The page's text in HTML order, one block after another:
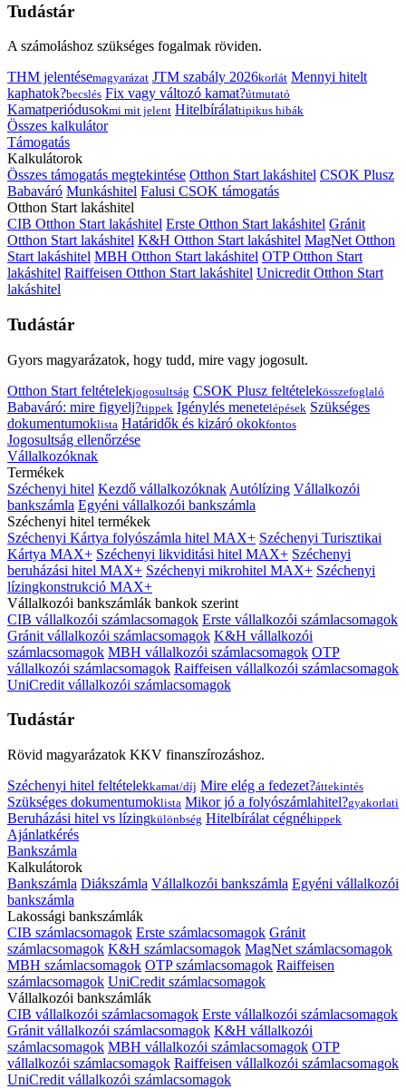
Tudástár
A számoláshoz szükséges fogalmak röviden.
THM jelentésemagyarázat JTM szabály 2026korlát Mennyi hitelt
kaphatok?becslés Fix vagy változó kamat?útmutató
Kamatperiódusokmi mit jelent Hitelbírálattipikus hibák
Összes kalkulátor
Támogatás
Kalkulátorok
Összes támogatás megtekintése Otthon Start lakáshitel CSOK Plusz
Babaváró Munkáshitel Falusi CSOK támogatás
Otthon Start lakáshitel
CIB Otthon Start lakáshitel Erste Otthon Start lakáshitel Gránit
Otthon Start lakáshitel K&H Otthon Start lakáshitel MagNet Otthon
Start lakáshitel MBH Otthon Start lakáshitel OTP Otthon Start
lakáshitel Raiffeisen Otthon Start lakáshitel Unicredit Otthon Start
lakáshitel
Tudástár
Gyors magyarázatok, hogy tudd, mire vagy jogosult.
Otthon Start feltételekjogosultság CSOK Plusz feltételekösszefoglaló
Babaváró: mire figyelj?tippek Igénylés menetelépések Szükséges
dokumentumoklista Határidők és kizáró okokfontos
Jogosultság ellenőrzése
Vállalkozóknak
Termékek
Széchenyi hitel Kezdő vállalkozóknak Autólízing Vállalkozói
bankszámla Egyéni vállalkozói bankszámla
Széchenyi hitel termékek
Széchenyi Kártya folyószámla hitel MAX+ Széchenyi Turisztikai
Kártya MAX+ Széchenyi likviditási hitel MAX+ Széchenyi
beruházási hitel MAX+ Széchenyi mikrohitel MAX+ Széchenyi
lízingkonstrukció MAX+
Vállalkozói bankszámlák bankok szerint
CIB vállalkozói számlacsomagok Erste vállalkozói számlacsomagok
Gránit vállalkozói számlacsomagok K&H vállalkozói
számlacsomagok MBH vállalkozói számlacsomagok OTP
vállalkozói számlacsomagok Raiffeisen vállalkozói számlacsomagok
UniCredit vállalkozói számlacsomagok
Tudástár
Rövid magyarázatok KKV finanszírozáshoz.
Széchenyi hitel feltételekkamat/díj Mire elég a fedezet?áttekintés
Szükséges dokumentumoklista Mikor jó a folyószámlahitel?gyakorlati
Beruházási hitel vs lízingkülönbség Hitelbírálat cégnéltippek
Ajánlatkérés
Bankszámla
Kalkulátorok
Bankszámla Diákszámla Vállalkozói bankszámla Egyéni vállalkozói
bankszámla
Lakossági bankszámlák
CIB számlacsomagok Erste számlacsomagok Gránit
számlacsomagok K&H számlacsomagok MagNet számlacsomagok
MBH számlacsomagok OTP számlacsomagok Raiffeisen
számlacsomagok UniCredit számlacsomagok
Vállalkozói bankszámlák
CIB vállalkozói számlacsomagok Erste vállalkozói számlacsomagok
Gránit vállalkozói számlacsomagok K&H vállalkozói
számlacsomagok MBH vállalkozói számlacsomagok OTP
vállalkozói számlacsomagok Raiffeisen vállalkozói számlacsomagok
UniCredit vállalkozói számlacsomagok